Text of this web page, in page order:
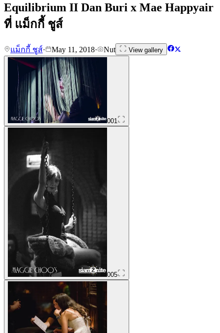
Equilibrium II Dan Buri x Mae Happyair
ที่ แม็กกี้ ชูส์
แม็กกี้ ชูส์· May 11, 2018· Nut View gallery
001
005